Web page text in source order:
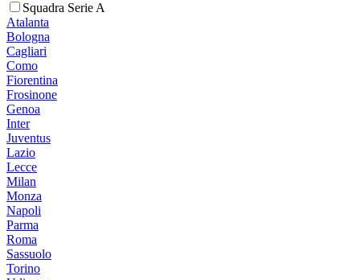
Squadra Serie A
Atalanta
Bologna
Cagliari
Como
Fiorentina
Frosinone
Genoa
Inter
Juventus
Lazio
Lecce
Milan
Monza
Napoli
Parma
Roma
Sassuolo
Torino